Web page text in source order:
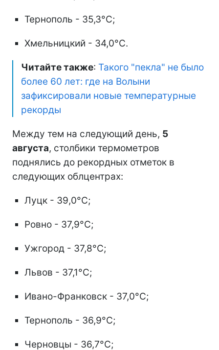
Тернополь - 35,3°C;
Хмельницкий - 34,0°C.
Читайте также: Такого "пекла" не было
более 60 лет: где на Волыни
зафиксировали новые температурные
рекорды
Между тем на следующий день, 5
августа, столбики термометров
поднялись до рекордных отметок в
следующих облцентрах:
Луцк - 39,0°C;
Ровно - 37,9°C;
Ужгород - 37,8°C;
Львов - 37,1°C;
Ивано-Франковск - 37,0°C;
Тернополь - 36,9°C;
Черновцы - 36,7°C;